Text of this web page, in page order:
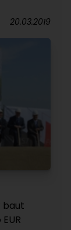
20.03.2019
baut